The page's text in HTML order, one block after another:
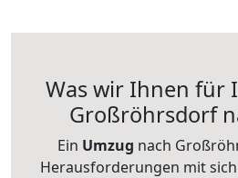
Was wir Ihnen für
Großröhrsdorf
Ein Umzug nach
Herausforderungen mit